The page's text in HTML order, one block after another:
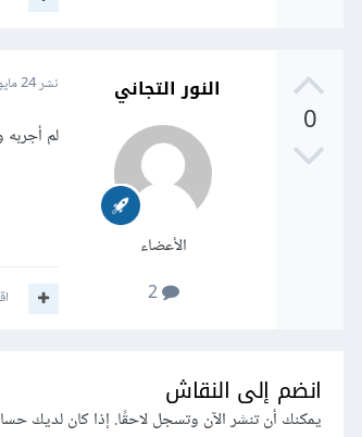
0
النور التجاني
الأعضاء
2
نشر24 مايو 2015
لم
انضم إلى النقاش
يمكنك أن تنشر الآن وتسجل لاحقًا. إذا كان لديك